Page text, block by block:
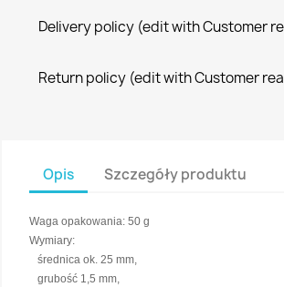
Delivery policy (edit with Customer
Return policy (edit with Customer
Opis Szczegóły produktu
Waga opakowania: 50 g
Wymiary:
średnica ok. 25 mm,
grubość 1,5 mm,